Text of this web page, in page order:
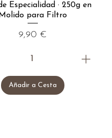
Especialidad · 250g en
Molido para Filtro
Precio
9,90 €
Añadir a Cesta